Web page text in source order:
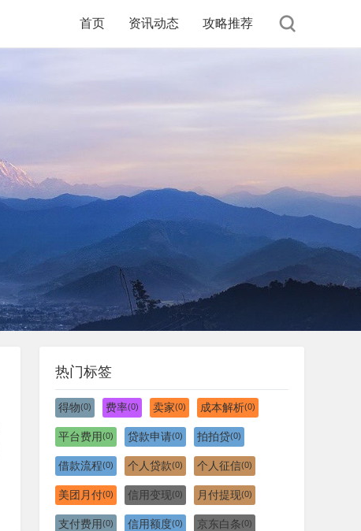
首页 资讯动态 攻略推荐
热门标签
得物(0) 费率(0) 卖家(0) 成本解析(0)
平台费用(0) 贷款申请(0) 拍拍贷(0)
借款流程(0) 个人贷款(0) 个人征信(0)
美团月付(0) 信用变现(0) 月付提现(0)
支付费用(0) 信用额度(0) 京东白条(0)